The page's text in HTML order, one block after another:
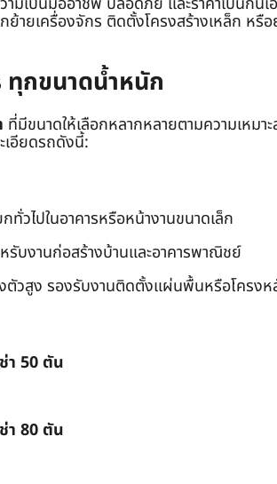
ย้ายเครื่องจักร ติดตั้งโครงสร้างเหล็ก
ทุกขนาดน้ำหนัก
ที่มีขนาดให้เลือกหลากหลายตามความเหม
เอียดรถดังนี้:
ทั่วไปในอาคารหรือหน้างานขนาดเล็ก
รับงานก่อสร้างบ้านและอาคารพาณิชย์
ตัวสูง รองรับงานติดตั้งแผ่นพื้นหรือโครงห
า 50 ตัน
า 80 ตัน